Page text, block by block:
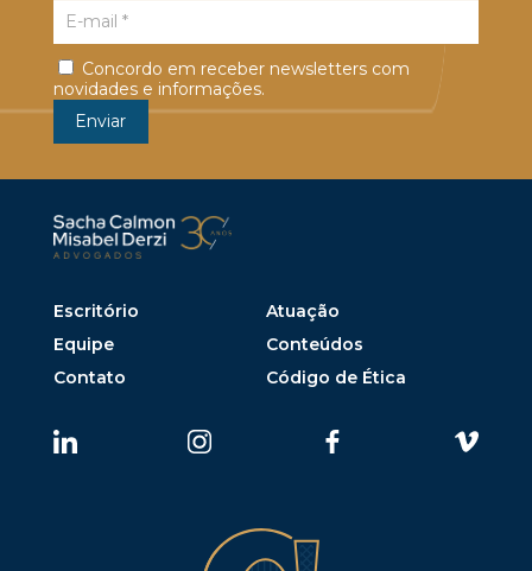
Concordo em receber newsletters com
novidades e informações.
Escritório
Atuação
Equipe
Conteúdos
Contato
Código de Ética